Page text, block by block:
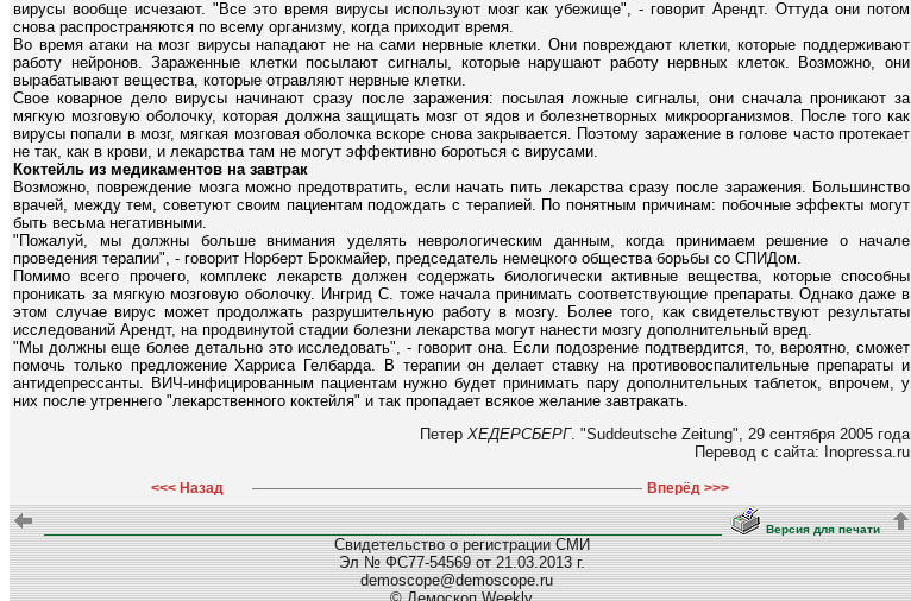
вирусы вообще исчезают. "Все это время вирусы используют мозг как убежище", - говорит Арендт. Оттуда они потом
снова распространяются по всему организму, когда приходит время.
Во время атаки на мозг вирусы нападают не на сами нервные клетки. Они повреждают клетки, которые поддерживают
работу нейронов. Зараженные клетки посылают сигналы, которые нарушают работу нервных клеток. Возможно, они
вырабатывают вещества, которые отравляют нервные клетки.
Свое коварное дело вирусы начинают сразу после заражения: посылая ложные сигналы, они сначала проникают за
мягкую мозговую оболочку, которая должна защищать мозг от ядов и болезнетворных микроорганизмов. После того как
вирусы попали в мозг, мягкая мозговая оболочка вскоре снова закрывается. Поэтому заражение в голове часто протекает
не так, как в крови, и лекарства там не могут эффективно бороться с вирусами.
Коктейль из медикаментов на завтрак
Возможно, повреждение мозга можно предотвратить, если начать пить лекарства сразу после заражения. Большинство
врачей, между тем, советуют своим пациентам подождать с терапией. По понятным причинам: побочные эффекты могут
быть весьма негативными.
"Пожалуй, мы должны больше внимания уделять неврологическим данным, когда принимаем решение о начале
проведения терапии", - говорит Норберт Брокмайер, председатель немецкого общества борьбы со СПИДом.
Помимо всего прочего, комплекс лекарств должен содержать биологически активные вещества, которые способны
проникать за мягкую мозговую оболочку. Ингрид С. тоже начала принимать соответствующие препараты. Однако даже в
этом случае вирус может продолжать разрушительную работу в мозгу. Более того, как свидетельствуют результаты
исследований Арендт, на продвинутой стадии болезни лекарства могут нанести мозгу дополнительный вред.
"Мы должны еще более детально это исследовать", - говорит она. Если подозрение подтвердится, то, вероятно, сможет
помочь только предложение Харриса Гелбарда. В терапии он делает ставку на противовоспалительные препараты и
антидепрессанты. ВИЧ-инфицированным пациентам нужно будет принимать пару дополнительных таблеток, впрочем, у
них после утреннего "лекарственного коктейля" и так пропадает всякое желание завтракать.
Петер ХЕДЕРСБЕРГ. "Suddeutsche Zeitung", 29 сентября 2005 года
Перевод с сайта: Inopressa.ru
<<< Назад Вперёд >>>
Версия для печати
Свидетельство о регистрации СМИ
Эл № ФС77-54569 от 21.03.2013 г.
demoscope@demoscope.ru